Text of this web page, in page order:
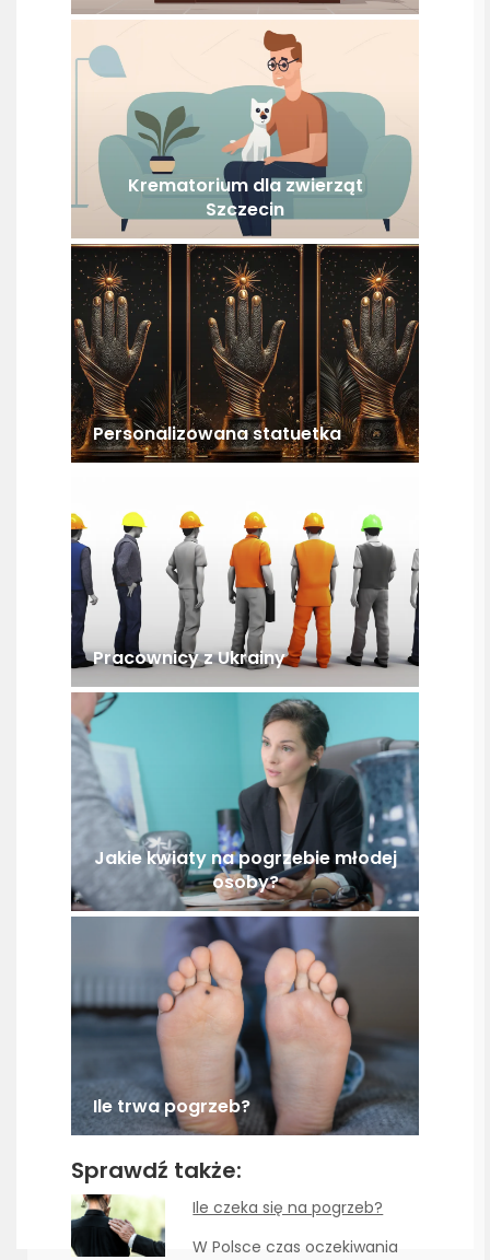
Krematorium dla zwierząt
Szczecin
Personalizowana statuetka
Pracownicy z Ukrainy
Jakie kwiaty na pogrzebie młodej
osoby?
Ile trwa pogrzeb?
Sprawdź także:
Ile czeka się na pogrzeb?
W Polsce czas oczekiwania